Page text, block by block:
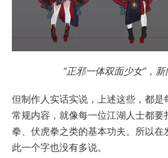
“正邪一体双面少女”，新
但制作人实话实说，上述这些，都是
常规内容，就像每一位江湖人士都要
拳、伏虎拳之类的基本功夫。所以在
此一个字也没有多说。